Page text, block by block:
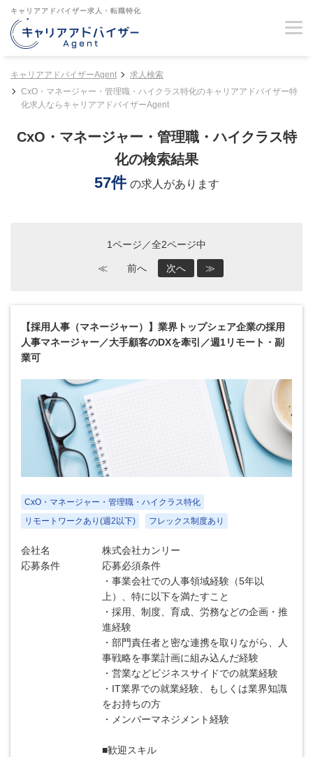
キャリアアドバイザー求人・転職特化
キャリアアドバイザーAgent
求人検索
CxO・マネージャー・管理職・ハイクラス特化のキャリアアドバイザー特
化求人ならキャリアアドバイザーAgent
CxO・マネージャー・管理職・ハイクラス特
化の検索結果
57件 の求人があります
1ページ／全2ページ中
≪ 前へ 次へ ≫
【採用人事（マネージャー）】業界トップシェア企業の採用
人事マネージャー／大手顧客のDXを牽引／週1リモート・副
業可
CxO・マネージャー・管理職・ハイクラス特化
リモートワークあり(週2以下)
フレックス制度あり
会社名
株式会社カンリー
応募条件
応募必須条件
・事業会社での人事領域経験（5年以
上）、特に以下を満たすこと
・採用、制度、育成、労務などの企画・推
進経験
・部門責任者と密な連携を取りながら、人
事戦略を事業計画に組み込んだ経験
・営業などビジネスサイドでの就業経験
・IT業界での就業経験、もしくは業界知識
をお持ちの方
・メンバーマネジメント経験
■歓迎スキル